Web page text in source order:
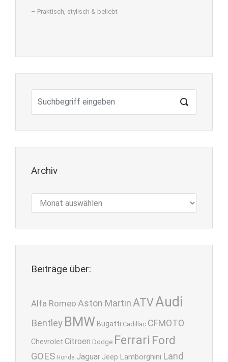
– Praktisch, stylisch & beliebt
Archiv
Beiträge über:
Alfa Romeo Aston Martin ATVAudi
Bentley BMW Bugatti Cadillac CFMOTO
Chevrolet Citroen Dodge Ferrari Ford
GOES Honda Jaguar Jeep Lamborghini Land